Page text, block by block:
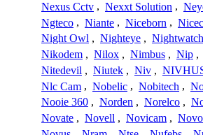
Nexus Cctv , Nexxt Solution ,
Ngteco , Niante , Niceborn ,
Night Owl , Nighteye ,
Nikodem , Nilox , Nimbus , Nip ,
Nitedevil , Niutek , Niv ,
Nlc Cam , Nobelic , Nobitech ,
Nooie 360 , Norden , Norelco ,
Novate , Novell , Novicam ,